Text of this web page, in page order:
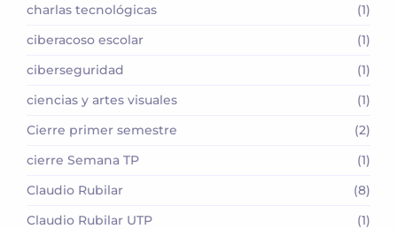
charlas tecnológicas
(1)
ciberacoso escolar
(1)
ciberseguridad
(1)
ciencias y artes visuales
(1)
Cierre primer semestre
(2)
cierre Semana TP
(1)
Claudio Rubilar
(8)
Claudio Rubilar UTP
(1)